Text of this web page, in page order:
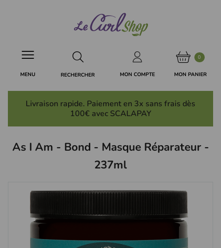
MON COMPTE
0
MON PANIER
RECHERCHER
MENU
Livraison rapide. Paiement en 3x sans frais dès
100€ avec SCALAPAY
As I Am - Bond - Masque Réparateur -
237ml